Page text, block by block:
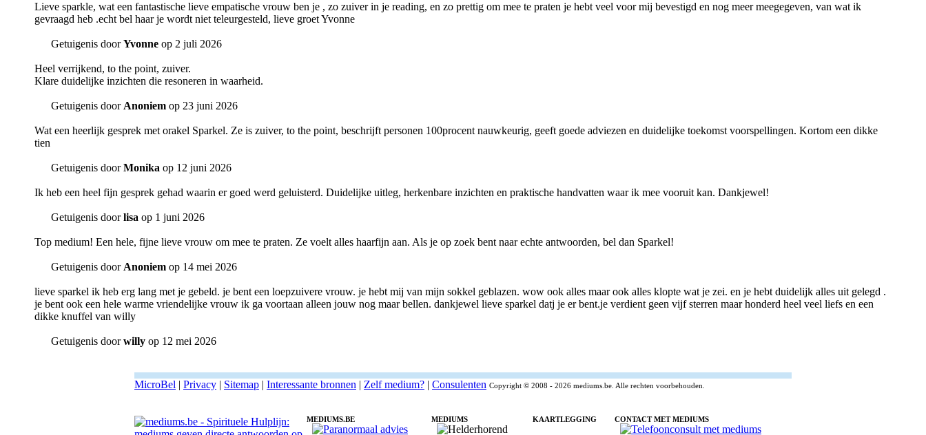
Lieve sparkle, wat een fantastische lieve empatische vrouw ben je , zo zuiver in je reading, en zo prettig om mee te praten je hebt veel voor mij bevestigd en nog meer meegegeven, van wat ik
gevraagd heb .echt bel haar je wordt niet teleurgesteld, lieve groet Yvonne
Getuigenis doorYvonne op 2 juli 2026
Heel verrijkend, to the point, zuiver.
Klare duidelijke inzichten die resoneren in waarheid.
Getuigenis door Anoniem op 23 juni 2026
Wat een heerlijk gesprek met orakel Sparkel. Ze is zuiver, to the point, beschrijft personen 100procent nauwkeurig, geeft goede adviezen en duidelijke toekomst voorspellingen. Kortom een dikke
tien
Getuigenis doorMonika op 12 juni 2026
Ik heb een heel fijn gesprek gehad waarin er goed werd geluisterd. Duidelijke uitleg, herkenbare inzichten en praktische handvatten waar ik mee vooruit kan. Dankjewel!
Getuigenis doorlisa op 1 juni 2026
Top medium! Een hele, fijne lieve vrouw om mee te praten. Ze voelt alles haarfijn aan. Als je op zoek bent naar echte antwoorden, bel dan Sparkel!
Getuigenis door Anoniem op 14 mei 2026
lieve sparkel ik heb erg lang met je gebeld. je bent een loepzuivere vrouw. je hebt mij van mijn sokkel geblazen. wow ook alles maar ook alles klopte wat je zei. en je hebt duidelijk alles uit gelegd .
je bent ook een hele warme vriendelijke vrouw ik ga voortaan alleen jouw nog maar bellen. dankjewel lieve sparkel datj je er bent.je verdient geen vijf sterren maar honderd heel veel liefs en een
dikke knuffel van willy
Getuigenis doorwilly op 12 mei 2026
MicroBel | Privacy | Sitemap | Interessante bronnen | Zelf medium? | Consulenten Copyright © 2008 - 2026 mediums.be. Alle rechten voorbehouden.
MEDIUMS.BE MEDIUMS KAARTLEGGING CONTACT MET MEDIUMS